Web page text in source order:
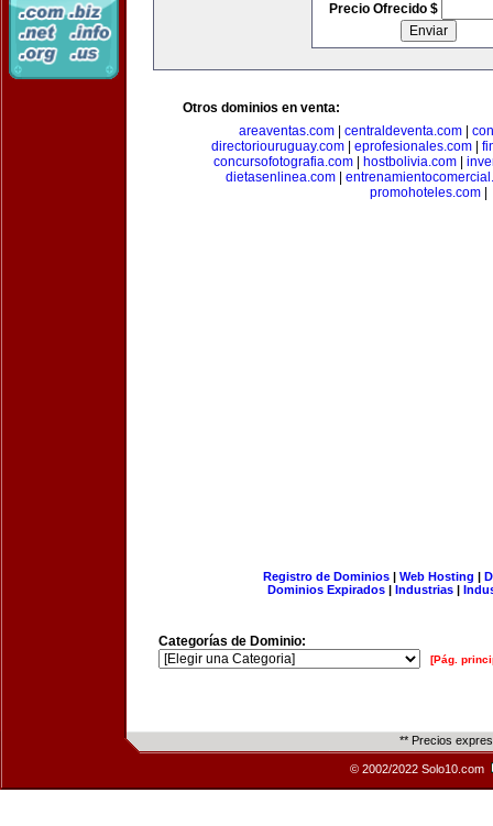
Precio Ofrecido $
Otros dominios en venta:
areaventas.com
centraldeventa.com
directoriouruguay.com
eprofesionales.com
concursofotografia.com| hostbolivia.com|
dietasenlinea.com|
promohoteles.com|
Registro de Dominios| Web Hosting |
Dominios Expirados | Industrias |
Categorías de Dominio:
[Pág.
** Precios
© 2002/2022 Solo10.com